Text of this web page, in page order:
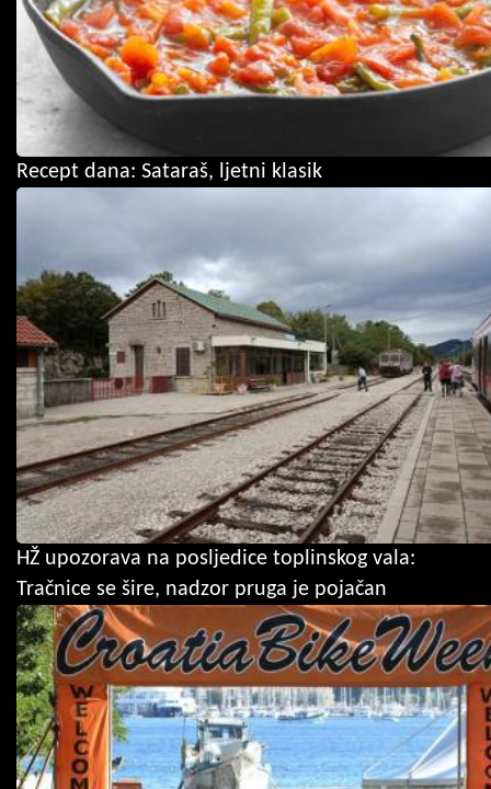
Recept dana: Sataraš, ljetni klasik
HŽ upozorava na posljedice toplinskog vala:
Tračnice se šire, nadzor pruga je pojačan